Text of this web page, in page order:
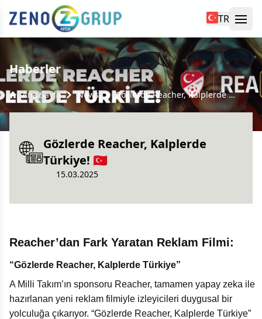
TR
kapat
Haberler
Ana Sayfa News Gözlerde Reacher, Kalplerde Türkiye! 🇹🇷
Gözlerde Reacher, Kalplerde
Türkiye! 🇹🇷
15.03.2025
Reacher’dan Fark Yaratan Reklam Filmi:
“Gözlerde Reacher, Kalplerde Türkiye”
A Milli Takım’ın sponsoru Reacher, tamamen yapay zeka ile
hazırlanan yeni reklam filmiyle izleyicileri duygusal bir
yolculuğa çıkarıyor. “Gözlerde Reacher, Kalplerde Türkiye”